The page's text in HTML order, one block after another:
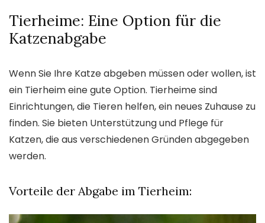
Tierheime: Eine Option für die
Katzenabgabe
Wenn Sie Ihre Katze abgeben müssen oder wollen, ist
ein Tierheim eine gute Option. Tierheime sind
Einrichtungen, die Tieren helfen, ein neues Zuhause zu
finden. Sie bieten Unterstützung und Pflege für
Katzen, die aus verschiedenen Gründen abgegeben
werden.
Vorteile der Abgabe im Tierheim: